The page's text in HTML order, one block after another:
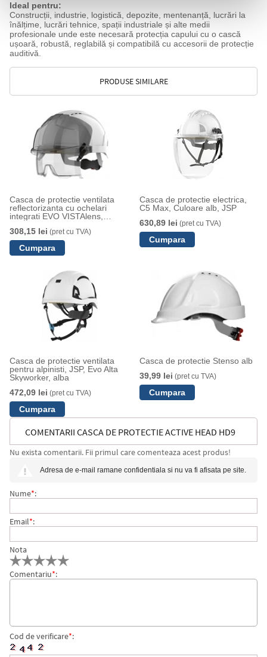
Ideal pentru:
Construcții, industrie, logistică, depozite, mentenanță, lucrări la
înălțime, lucrări tehnice, spații industriale și alte medii
profesionale unde este necesară protecția capului cu o cască
ușoară, robustă, reglabilă și compatibilă cu accesorii de protecție
auditivă.
PRODUSE SIMILARE
Casca de protectie ventilata
reflectorizanta cu ochelari
integrati EVO VISTAlens,
308,15 lei (pret cu TVA)
Casca de protectie electrica,
C5 Max, Culoare alb, JSP
630,89 lei (pret cu TVA)
Casca de protectie ventilata
pentru alpinisti, JSP, Evo Alta
Skyworker, alba
472,09 lei (pret cu TVA)
Casca de protectie Stenso alb
39,99 lei (pret cu TVA)
COMENTARII CASCA DE PROTECTIE ACTIVE HEAD HD9
Nu exista comentarii. Fii primul care comenteaza acest produs!
Adresa de e-mail ramane confidentiala si nu va fi afisata pe site.
Nume*:
Email*:
Nota
Comentariu*:
Cod de verificare*: